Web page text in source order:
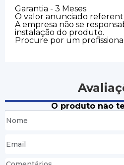
Garantia - 3 Meses
O valor anunciado
A empresa não se
instalação do produto.
Procure por um
O produto não